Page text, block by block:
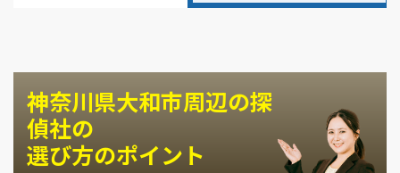
神奈川県大和市周辺の探
偵社の
選び方のポイント